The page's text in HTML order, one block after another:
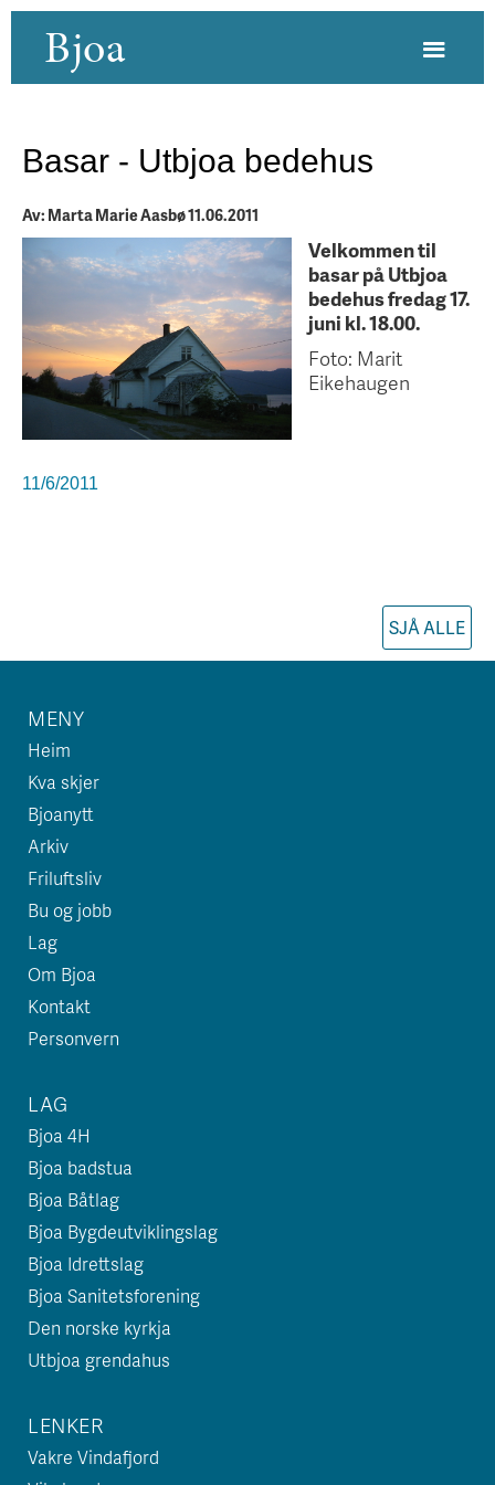
Bjoa
Basar - Utbjoa bedehus
Av: Marta Marie Aasbø 11.06.2011
Velkommen til
basar på Utbjoa
bedehus fredag 17.
juni kl. 18.00.
Foto: Marit
Eikehaugen
11/6/2011
SJÅ ALLE
MENY
Heim
Kva skjer
Bjoanytt
Arkiv
Friluftsliv
Bu og jobb
Lag
Om Bjoa
Kontakt
Personvern
LAG
Bjoa 4H
Bjoa badstua
Bjoa Båtlag
Bjoa Bygdeutviklingslag
Bjoa Idrettslag
Bjoa Sanitetsforening
Den norske kyrkja
Utbjoa grendahus
LENKER
Vakre Vindafjord